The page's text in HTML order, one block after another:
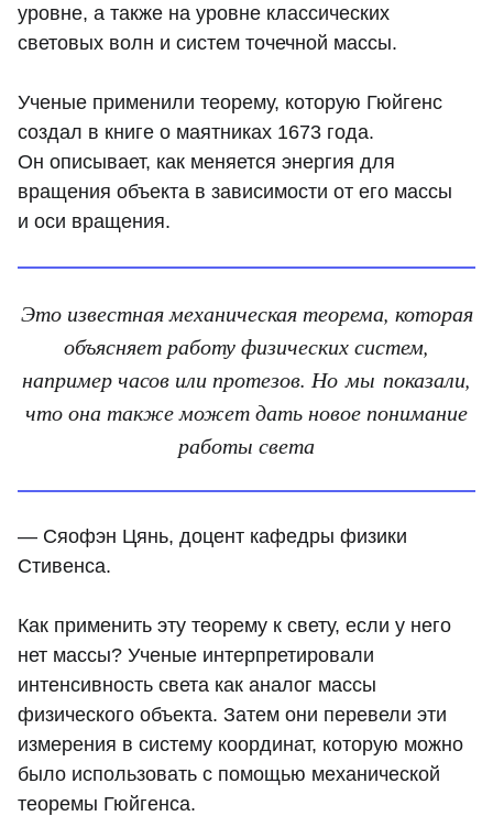
уровне, а также на уровне классических
световых волн и систем точечной массы.
Ученые применили теорему, которую Гюйгенс
создал в книге о маятниках 1673 года.
Он описывает, как меняется энергия для
вращения объекта в зависимости от его массы
и оси вращения.
Это известная механическая теорема, которая
объясняет работу физических систем,
например часов или протезов. Но мы показали,
что она также может дать новое понимание
работы света
— Сяофэн Цянь, доцент кафедры физики
Стивенса.
Как применить эту теорему к свету, если у него
нет массы? Ученые интерпретировали
интенсивность света как аналог массы
физического объекта. Затем они перевели эти
измерения в систему координат, которую можно
было использовать с помощью механической
теоремы Гюйгенса.